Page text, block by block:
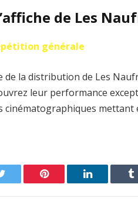
de Les
générale
la distribution de Les
leur performance
cinématographiques mettant
Twitter Pinterest LinkedIn